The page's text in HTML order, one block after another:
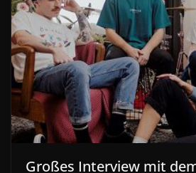
Großes Interview mit